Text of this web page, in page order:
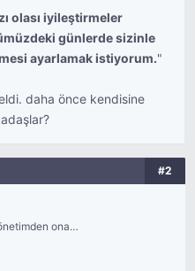
olası iyileştirmeler
günlerde sizinle
ayarlamak istiyorum."
daha önce kendisine
#2
onay